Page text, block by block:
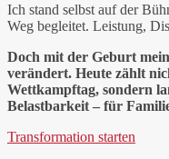
Ich stand selbst auf der
Weg begleitet. Leistung,
Doch mit der Geburt
verändert. Heute zählt
Wettkampftag, sondern
Belastbarkeit – für
Transformation starten